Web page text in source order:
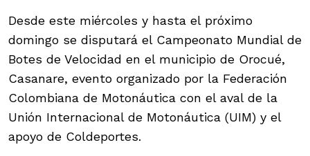
Desde este miércoles y hasta el próximo
domingo se disputará el Campeonato Mundial de
Botes de Velocidad en el municipio de Orocué,
Casanare, evento organizado por la Federación
Colombiana de Motonáutica con el aval de la
Unión Internacional de Motonáutica (UIM) y el
apoyo de Coldeportes.